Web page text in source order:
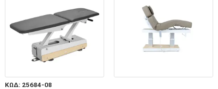
ΚΩΔ: 25684-08